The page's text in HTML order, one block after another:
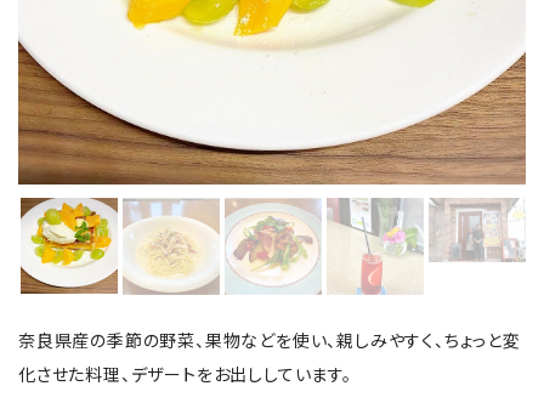
奈良県産の季節の野菜、果物などを使い、親しみやすく、ちょっと変
化させた料理、デザートをお出ししています。